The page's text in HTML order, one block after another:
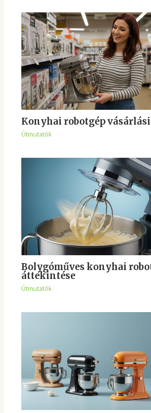
Konyhai robotgép
Útmutatók
Bolygóműves konyhai
áttekintése
Útmutatók